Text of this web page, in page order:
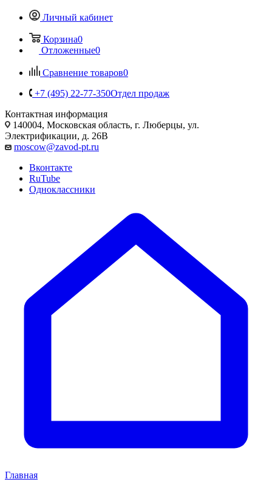
Личный кабинет
Корзина0
Отложенные0
Сравнение товаров0
+7 (495) 22-77-350Отдел продаж
Контактная информация
140004, Московская область, г. Люберцы, ул.
Электрификации, д. 26В
moscow@zavod-pt.ru
Вконтакте
RuTube
Одноклассники
Главная